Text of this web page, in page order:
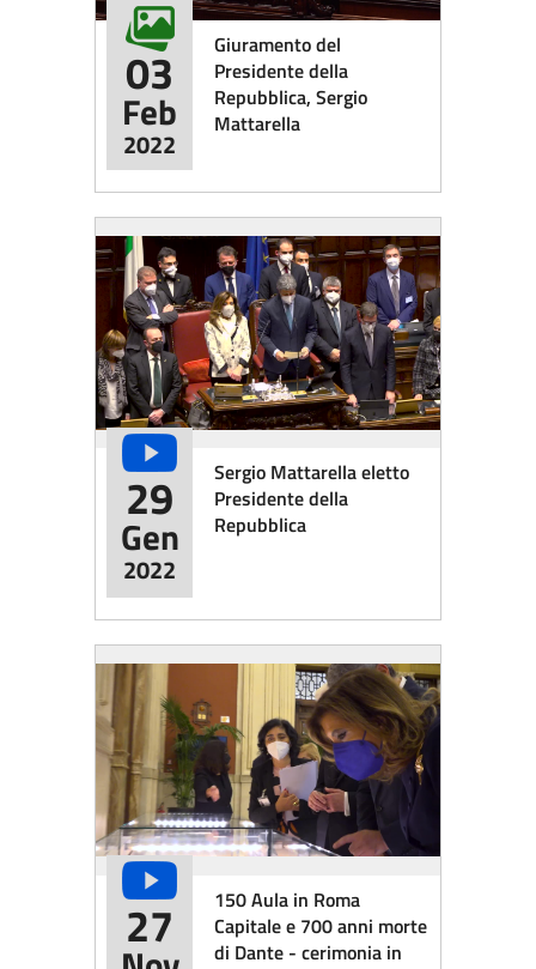
Giuramento del
Presidente della
Repubblica, Sergio
Mattarella
03
Feb
2022
Sergio Mattarella eletto
Presidente della
Repubblica
29
Gen
2022
150 Aula in Roma
Capitale e 700 anni morte
di Dante - cerimonia in
27